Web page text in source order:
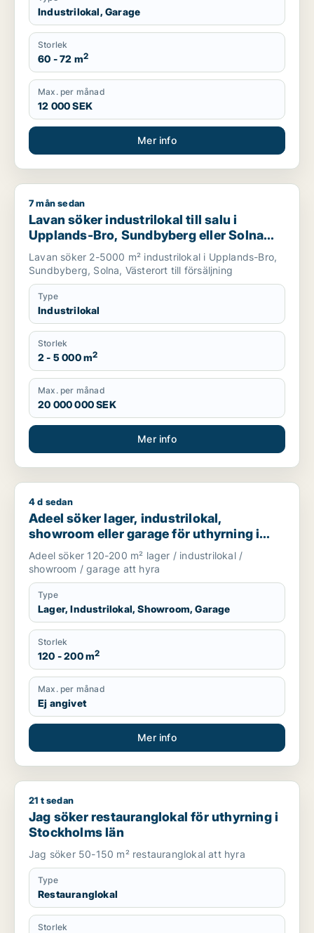
Industrilokal, Garage
Storlek
60 - 72 m2
Max. per månad
12 000 SEK
Mer info
Lavan söker industrilokal till salu i Upplands-Bro,
7 mån sedan
Lavan söker industrilokal till salu i
Upplands-Bro, Sundbyberg eller Solna
m.fl.
Lavan söker 2-5000 m² industrilokal i Upplands-Bro,
Sundbyberg, Solna, Västerort till försäljning
Type
Industrilokal
Storlek
2 - 5 000 m2
Max. per månad
20 000 000 SEK
Mer info
Adeel söker lager, industrilokal, showroom eller garage för
4 d sedan
Adeel söker lager, industrilokal,
showroom eller garage för uthyrning i
Upplands Väsby, Vallentuna eller
Upplands-Bro m.fl.
Adeel söker 120-200 m² lager / industrilokal /
showroom / garage att hyra
Type
Lager, Industrilokal, Showroom, Garage
Storlek
120 - 200 m2
Max. per månad
Ej angivet
Mer info
Jag söker restauranglokal för uthyrning i Stockholms län
21 t sedan
Jag söker restauranglokal för uthyrning i
Stockholms län
Jag söker 50-150 m² restauranglokal att hyra
Type
Restauranglokal
Storlek